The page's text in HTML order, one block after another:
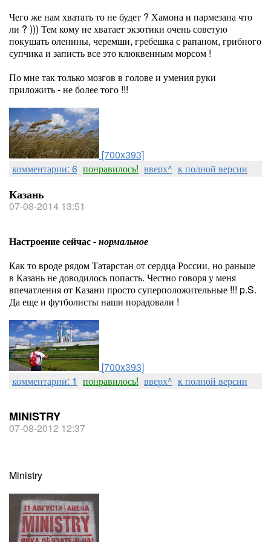
Чего же нам хватать то не будет ? Хамона и пармезана что
ли ? ))) Тем кому не хватает экзотики очень советую
покушать оленины, черемши, гребешка с рапаном, грибного
супчика и записть все это клюквенным морсом !
По мне так только мозгов в голове и умения руки
приложить - не более того !!!
[700x393]
комментарии: 6 понравилось! вверх^ к полной версии
Казань
07-08-2014 13:51
Настроение сейчас -нормальное
Как то вроде рядом Татарстан от сердца России, но раньше
в Казань не доводилось попасть. Честно говоря у меня
впечатления от Казани просто суперположительные !!! p.S.
Да еще и футболисты наши порадовали !
[700x393]
комментарии: 1 понравилось! вверх^ к полной версии
MINISTRY
07-08-2012 12:37
Ministry